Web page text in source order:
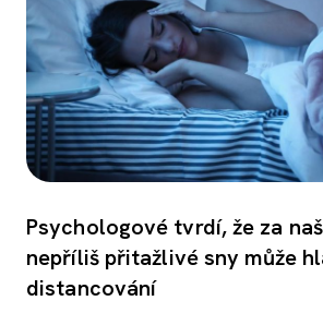
PORADNA
Psychologové tvrdí, že za
nepříliš přitažlivé sny může
distancování